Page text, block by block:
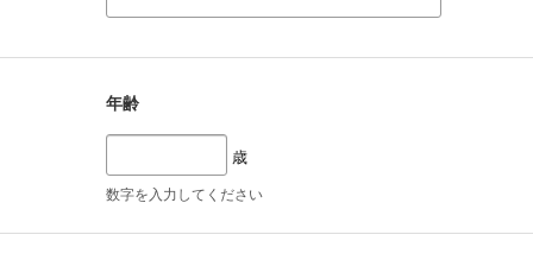
年齢
歳
数字を入力してください